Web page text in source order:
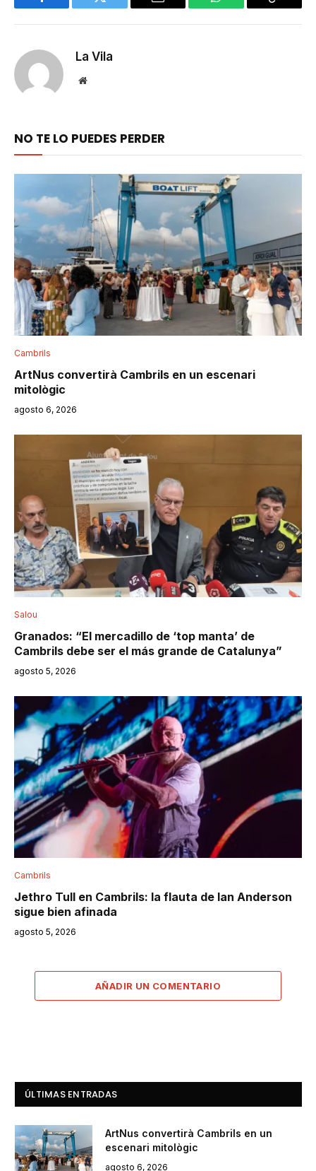
Facebook Twitter Email WhatsApp Copy
La Vila
Website
NO TE LO PUEDES PERDER
Cambrils
ArtNus convertirà Cambrils en un escenari
mitològic
agosto 6, 2026
Salou
Granados: “El mercadillo de ‘top manta’ de
Cambrils debe ser el más grande de Catalunya”
agosto 5, 2026
Cambrils
Jethro Tull en Cambrils: la flauta de Ian Anderson
sigue bien afinada
agosto 5, 2026
AÑADIR UN COMENTARIO
ÚLTIMAS ENTRADAS
ArtNus convertirà Cambrils en un
escenari mitològic
agosto 6, 2026